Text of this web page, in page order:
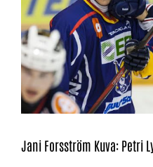
Jani Forsström Kuva: Petri